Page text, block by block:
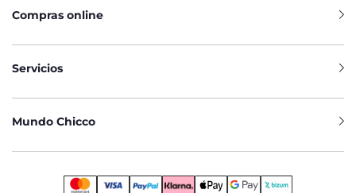
Compras online
Servicios
Mundo Chicco